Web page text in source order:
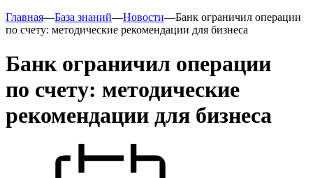
Главная—База знаний—Новости—Банк ограничил операции
по счету: методические рекомендации для бизнеса
Банк ограничил операции
по счету: методические
рекомендации для бизнеса